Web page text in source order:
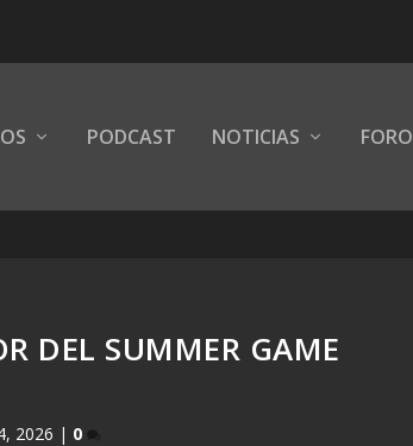
PODCAST NOTICIAS FORO
DEL SUMMER GAME
2026 | 0